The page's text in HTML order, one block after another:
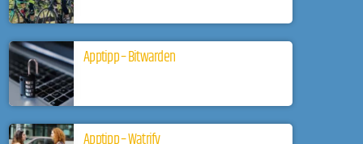
Apptipp – Bitwarden